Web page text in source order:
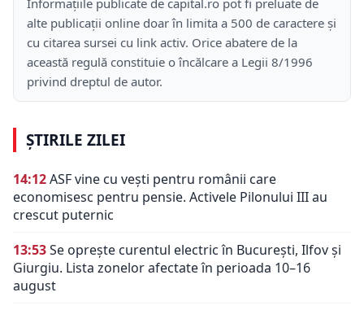
alte publicații online doar în limita a 500 de caractere și
cu citarea sursei cu link activ. Orice abatere de la
această regulă constituie o încălcare a Legii 8/1996
privind dreptul de autor.
ȘTIRILE ZILEI
14:12ASF vine cu vești pentru românii care
economisesc pentru pensie. Activele Pilonului III au
crescut puternic
13:53Se oprește curentul electric în București, Ilfov și
Giurgiu. Lista zonelor afectate în perioada 10–16
august